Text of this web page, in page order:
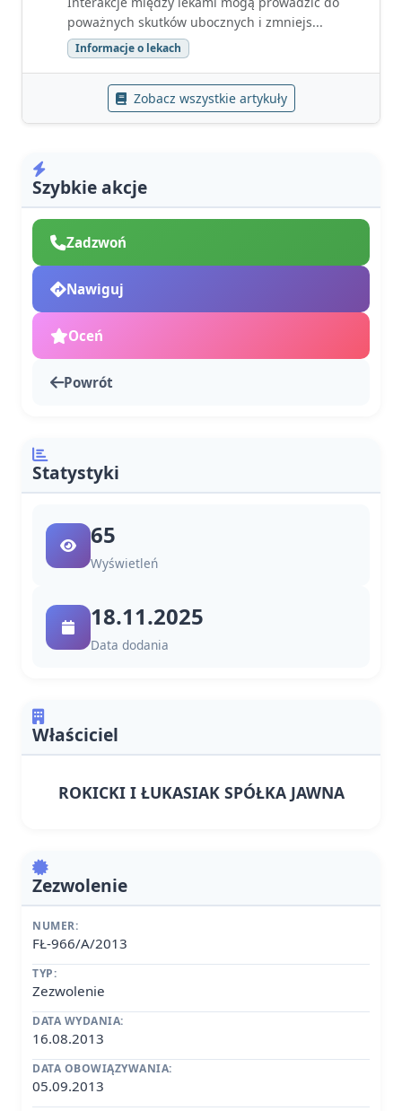
poważnych skutków ubocznych i zmniejs...
Informacje o lekach
Zobacz wszystkie artykuły
Szybkie akcje
Zadzwoń
Nawiguj
Oceń
Powrót
Statystyki
65
Wyświetleń
18.11.2025
Data dodania
Właściciel
ROKICKI I ŁUKASIAK SPÓŁKA JAWNA
Zezwolenie
NUMER:
FŁ-966/A/2013
TYP:
Zezwolenie
DATA WYDANIA:
16.08.2013
DATA OBOWIĄZYWANIA:
05.09.2013